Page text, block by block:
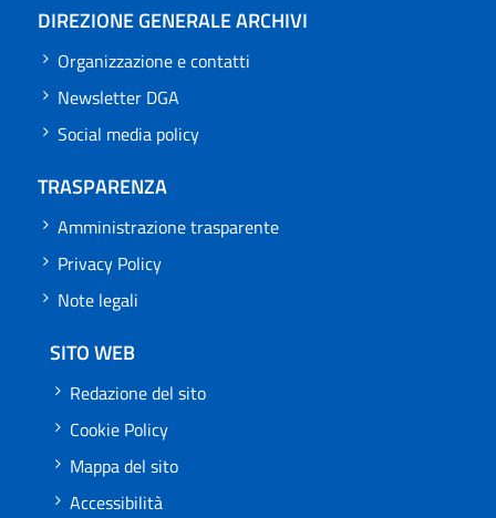
DIREZIONE GENERALE ARCHIVI
Organizzazione e contatti
Newsletter DGA
Social media policy
TRASPARENZA
Amministrazione trasparente
Privacy Policy
Note legali
SITO WEB
Redazione del sito
Cookie Policy
Mappa del sito
Accessibilità